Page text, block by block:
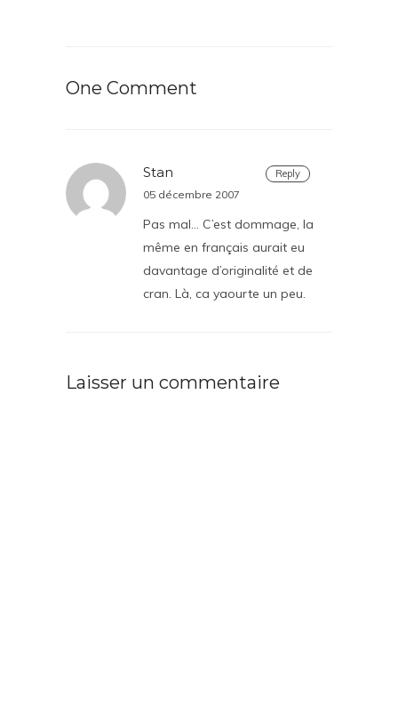
One Comment
Reply
Stan
05 décembre 2007
Pas mal… C’est dommage, la
même en français aurait eu
davantage d’originalité et de
cran. Là, ca yaourte un peu.
Laisser un commentaire